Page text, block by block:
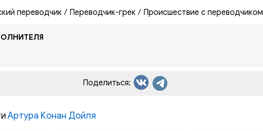
переводчик / Переводчик-грек / Происшествие с переводчиком
Поделиться:
Артура Конан Дойля